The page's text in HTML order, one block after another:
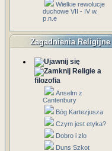
Wielkie rewolucje
duchowe VII - IV w.
p.n.e
Zagadnienia Religijne
Religie a
filozofia
Anselm z
Cantenbury
Bóg Kartezjusza
Czym jest etyka?
Dobro i zlo
Duns Szkot